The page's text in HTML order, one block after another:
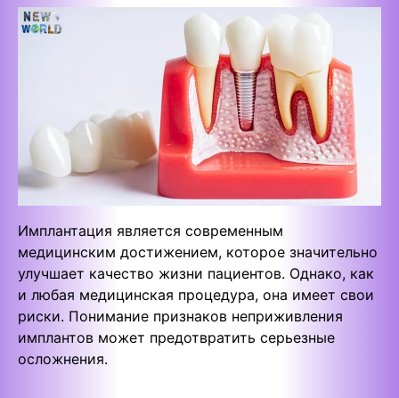
Имплантация является современным
медицинским достижением, которое значительно
улучшает качество жизни пациентов. Однако, как
и любая медицинская процедура, она имеет свои
риски. Понимание признаков неприживления
имплантов может предотвратить серьезные
осложнения.